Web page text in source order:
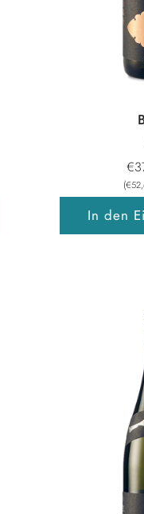
(
In den